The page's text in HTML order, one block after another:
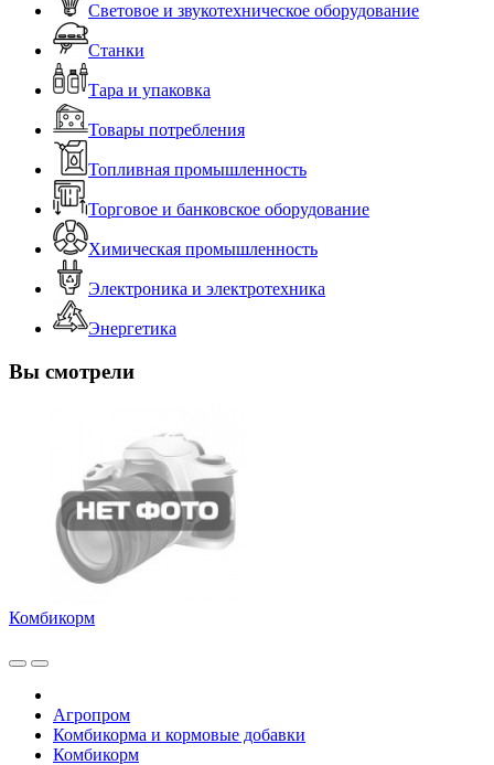
Световое и звукотехническое оборудование
Станки
Тара и упаковка
Товары потребления
Топливная промышленность
Торговое и банковское оборудование
Химическая промышленность
Электроника и электротехника
Энергетика
Вы смотрели
Комбикорм
Агропром
Комбикорма и кормовые добавки
Комбикорм